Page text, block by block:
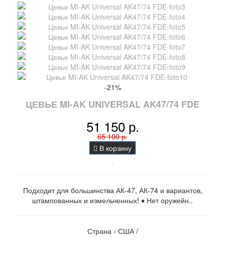
-21%
ЦЕВЬЕ MI-AK UNIVERSAL AK47/74 FDE
51 150 р.
65 100 р.
В корзину
Подходит для большинства АК-47, АК-74 и вариантов,
штампованных и измельченных! ♦ Нет оружейн..
Страна - США /